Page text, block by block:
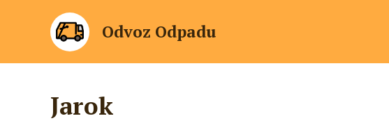
Odvoz Odpadu
Jarok